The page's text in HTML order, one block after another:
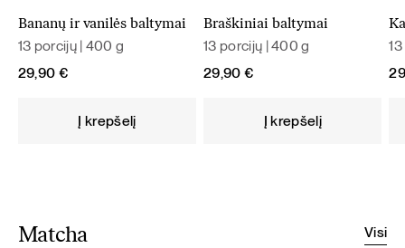
Bananų ir vanilės baltymai
13 porcijų | 400 g
29,90 €
Į krepšelį
Braškiniai baltymai
13 porcijų | 400 g
29,90 €
Į krepšelį
Matcha Visi